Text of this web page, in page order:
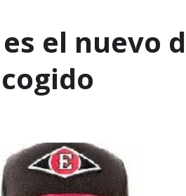
el nuevo